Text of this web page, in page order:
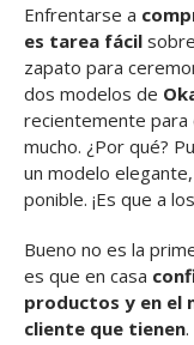
Enfrentarse a
es tarea fácil
zapato para
dos modelos de
recientemente para
mucho. ¿Por qué?
un modelo
ponible. ¡Es que a
Bueno no es la
es que en casa
productos y en el
cliente que tienen